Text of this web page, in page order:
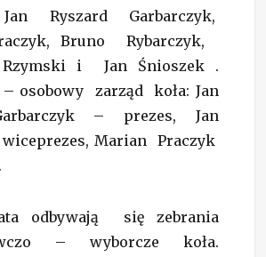
Ryszard Garbarczyk,
Bruno Rybarczyk,
i Jan Śnioszek .
osobowy zarząd koła: Jan
– prezes, Jan
Marian Praczyk
odbywają się zebrania
– wyborcze koła.